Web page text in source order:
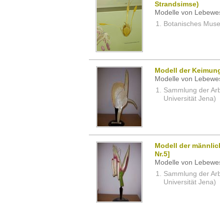
Strandsimse)
Modelle von
Botanisches
Modell der
Modelle von
Sammlung der
Universität Jena)
Modell der
Nr.5]
Modelle von
Sammlung der
Universität Jena)